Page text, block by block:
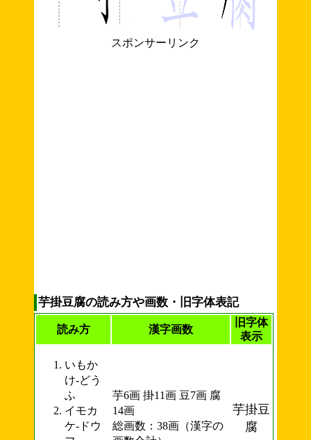
スポンサーリンク
芋掛豆腐の読み方や画数・旧字体表記
読み方 漢字画数
旧字体
表示
いもか
け-どう
ふ
イモカ
ケ-ドウ
芋6画 掛11画 豆7画 腐
14画
総画数：38画（漢字の
芋掛豆
腐